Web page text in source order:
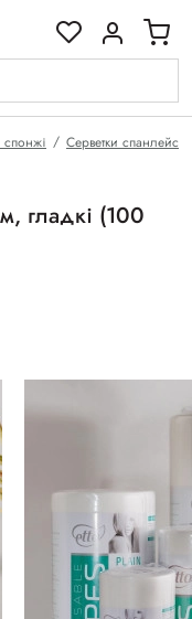
Серветки спанлейс
гладкі (100